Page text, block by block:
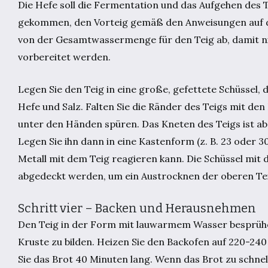
Die Hefe soll die Fermentation und das Aufgehen
gekommen, den Vorteig gemäß den Anweisungen
von der Gesamtwassermenge für den Teig ab, damit
vorbereitet werden.
Legen Sie den Teig in eine große, gefettete
Hefe und Salz. Falten Sie die Ränder des Teigs mit
unter den Händen spüren. Das Kneten des Teigs ist
Legen Sie ihn dann in eine Kastenform (z. B. 23 oder
Metall mit dem Teig reagieren kann. Die Schüssel
abgedeckt werden, um ein Austrocknen der oberen
Schritt vier – Backen und Herausnehmen
Den Teig in der Form mit lauwarmem Wasser
Kruste zu bilden. Heizen Sie den Backofen auf 220-
Sie das Brot 40 Minuten lang. Wenn das Brot zu